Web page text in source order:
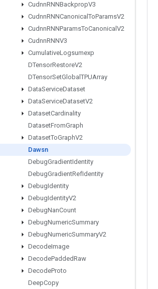
CudnnRNNBackpropV3
CudnnRNNCanonical ToParamsV2
CudnnRNNParamsToCanonical V2
CudnnRNNV3
CumulativeLogsumexp
DTensorRestoreV2
DTensorSetGlobal TPUArray
DataServiceDataset
DataServiceDatasetV2
DatasetCardinality
DatasetFromGraph
DatasetToGraphV2
Dawsn
DebugGradientIdentity
DebugGradientRefIdentity
DebugIdentity
DebugIdentityV2
DebugNanCount
DebugNumericSummary
DebugNumericSummaryV2
DecodeImage
DecodePaddedRaw
DecodeProto
DeepCopy